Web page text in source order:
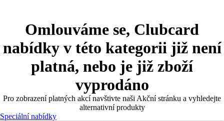
Omlouváme se, Clubcard
nabídky v této kategorii již není
platná, nebo je již zboží
vyprodáno
Pro zobrazení platných akcí navštivte naši Akční stránku a vyhledejte
alternativní produkty
Speciální nabídky